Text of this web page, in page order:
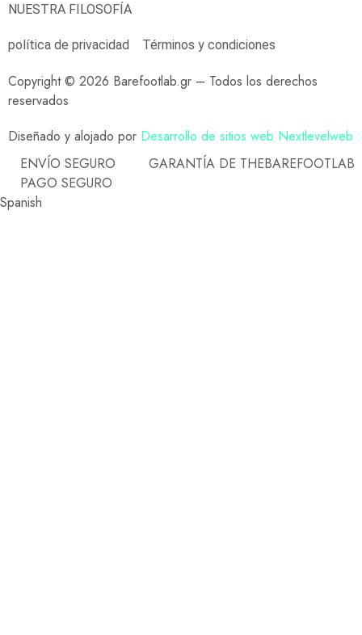
NUESTRA FILOSOFÍA
política de privacidad Términos y condiciones
Copyright © 2026 Barefootlab.gr – Todos los derechos
reservados
Diseñado y alojado por Desarrollo de sitios web Nextlevelweb
ENVÍO SEGURO
GARANTÍA DE THEBAREFOOTLAB
PAGO SEGURO
Spanish